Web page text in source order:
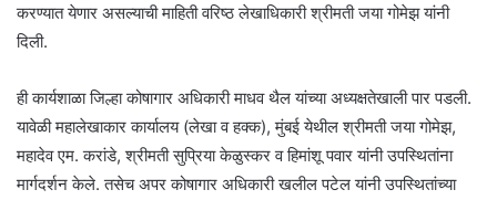
करण्यात येणार असल्याची माहिती वरिष्ठ लेखाधिकारी श्रीमती जया गोमेझ यांनी
दिली.
ही कार्यशाळा जिल्हा कोषागार अधिकारी माधव थैल यांच्या अध्यक्षतेखाली पार पडली.
यावेळी महालेखाकार कार्यालय (लेखा व हक्क), मुंबई येथील श्रीमती जया गोमेझ,
महादेव एम. करांडे, श्रीमती सुप्रिया केळुस्कर व हिमांशू पवार यांनी उपस्थितांना
मार्गदर्शन केले. तसेच अपर कोषागार अधिकारी खलील पटेल यांनी उपस्थितांच्या